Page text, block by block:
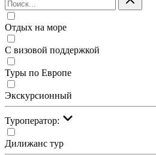
Отдых на море
С визовой поддержкой
Туры по Европе
Экскурсионный
Туроператор:
Дилижанс тур